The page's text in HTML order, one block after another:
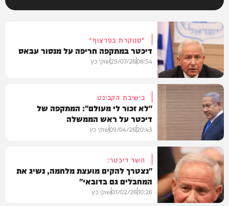
חדשות
"סנוקרת בפרצוף"
דיכטר במתקפה חריפה על מנסור עבאס
08:54
29/07/26שוקי כץ
חדשות
בישיבת הקבינט
"לא זכור לי מעולם": המתקפה של
דיכטר על ראש הממשלה
20:43
09/04/26שוקי כץ
השר דיכטר:
"נצטרך להקים מועצת מלחמה, נשיג את
המחבלים גם בדובאי"
10:26
01/02/26שוקי כץ